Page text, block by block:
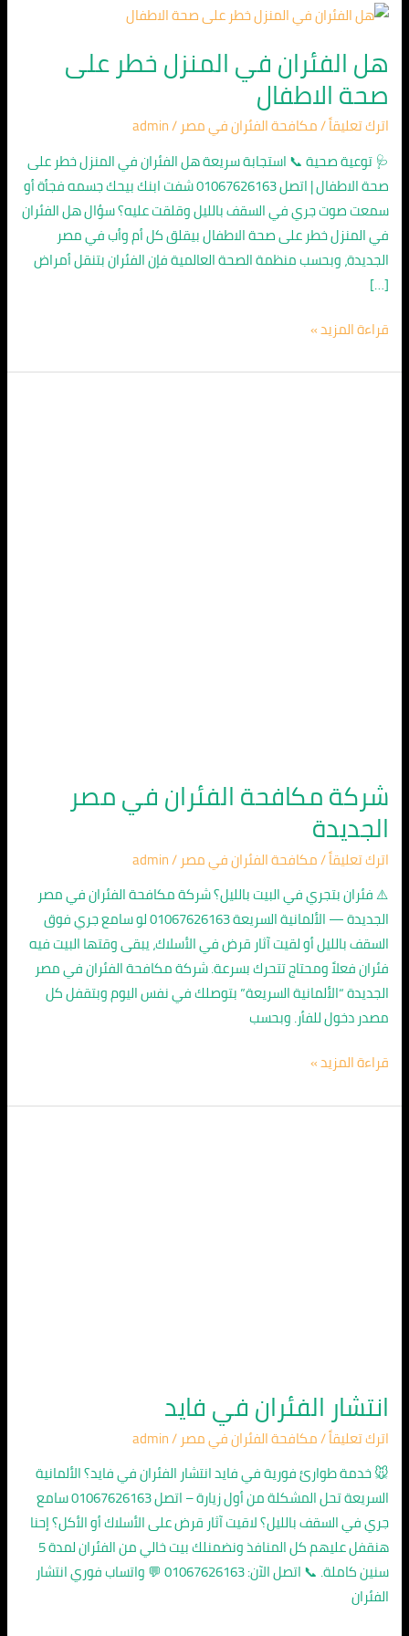
هل الفئران في المنزل خطر على
صحة الاطفال
اترك تعليقاً/مكافحة الفئران في مصر/
admin
🩺 توعية صحية 📞 استجابة سريعة هل الفئران في المنزل خطر على
صحة الاطفال | اتصل 01067626163 شفت ابنك بيحك جسمه فجأة أو
سمعت صوت جري في السقف بالليل وقلقت عليه؟ سؤال هل الفئران
في المنزل خطر على صحة الاطفال بيقلق كل أم وأب في مصر
الجديدة، وبحسب منظمة الصحة العالمية فإن الفئران بتنقل أمراض
[…]
هل
في
المنزل
خطر
على
صحة
الاطفال
قراءة المزيد »
شركة مكافحة الفئران في مصر
الجديدة
اترك تعليقاً/مكافحة الفئران في مصر /
admin
⚠️ فئران بتجري في البيت بالليل؟ شركة مكافحة الفئران في مصر
الجديدة — الألمانية السريعة 01067626163 لو سامع جري فوق
السقف بالليل أو لقيت آثار قرض في الأسلاك، يبقى وقتها البيت فيه
فئران فعلاً ومحتاج تتحرك بسرعة. شركة مكافحة الفئران في مصر
الجديدة “الألمانية السريعة” بتوصلك في نفس اليوم وبتقفل كل
مصدر دخول للفأر. وبحسب
قراءة المزيد »
انتشار الفئران في فايد
اترك تعليقاً/مكافحة الفئران في مصر /
admin
🐭 خدمة طوارئ فورية في فايد انتشار الفئران في فايد؟ الألمانية
السريعة تحل المشكلة من أول زيارة – اتصل 01067626163 سامع
جري في السقف بالليل؟ لاقيت آثار قرض على الأسلاك أو الأكل؟ إحنا
هنقفل عليهم كل المنافذ ونضمنلك بيت خالي من الفئران لمدة 5
سنين كاملة. 📞 اتصل الآن: 01067626163 💬 واتساب فوري انتشار
الفئران